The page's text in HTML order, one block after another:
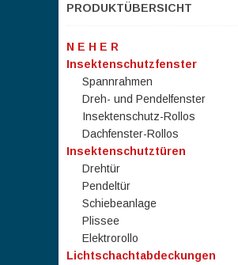
PRODUKTÜBERSICHT
N E H E R
Insektenschutzfenster
Spannrahmen
Dreh- und Pendelfenster
Insektenschutz-Rollos
Dachfenster-Rollos
Insektenschutztüren
Drehtür
Pendeltür
Schiebeanlage
Plissee
Elektrorollo
Lichtschachtabdeckungen